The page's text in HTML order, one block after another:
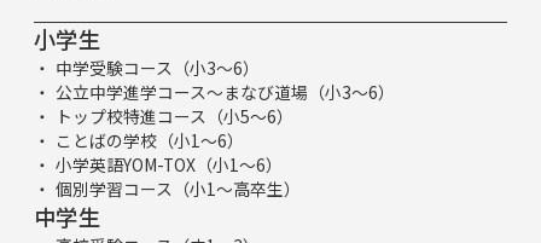
小学生
中学受験コース（小3～6）
公立中学進学コース～まなび道場（小3～6）
トップ校特進コース（小5～6）
ことばの学校（小1～6）
小学英語YOM-TOX（小1～6）
個別学習コース（小1～高卒生）
中学生